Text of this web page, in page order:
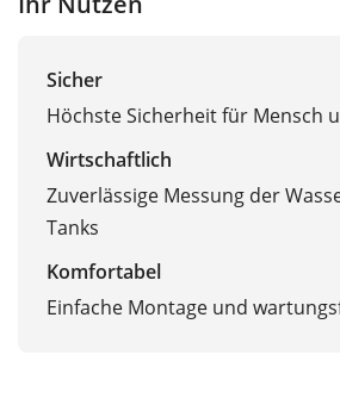
Sicher
Höchste Sicherheit für Mensch
Wirtschaftlich
Zuverlässige Messung der
Tanks
Komfortabel
Einfache Montage und